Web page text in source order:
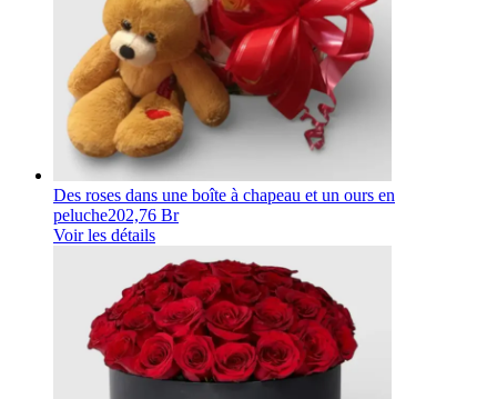
Des roses dans une boîte à chapeau et un ours en
peluche202,76 Br
Voir les détails